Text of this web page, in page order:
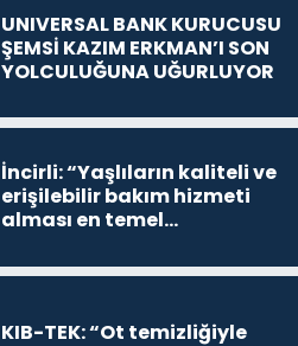
UNIVERSAL BANK KURUCUSU
ŞEMSİ KAZIM ERKMAN’I SON
YOLCULUĞUNA UĞURLUYOR
İncirli: “Yaşlıların kaliteli ve
erişilebilir bakım hizmeti
alması en temel
KIB-TEK: “Ot temizliğiyle